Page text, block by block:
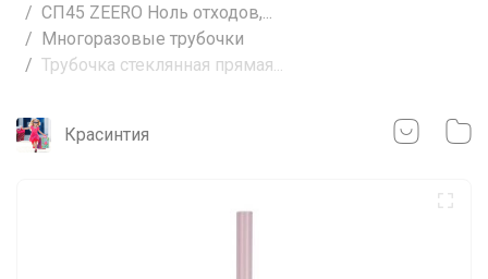
СП45 ZEERO Ноль отходов,...
Многоразовые трубочки
Трубочка стеклянная прямая...
Красинтия